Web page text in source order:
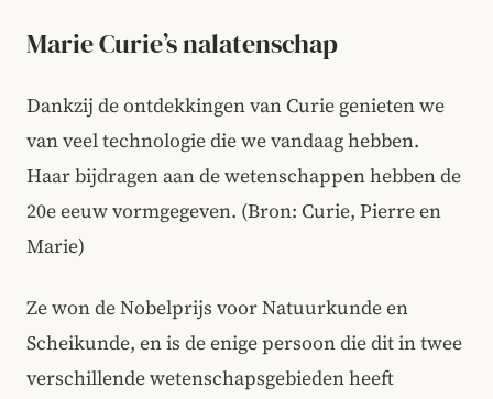
Marie Curie’s nalatenschap
Dankzij de ontdekkingen van Curie genieten we
van veel technologie die we vandaag hebben.
Haar bijdragen aan de wetenschappen hebben de
20e eeuw vormgegeven. (Bron: Curie, Pierre en
Marie)
Ze won de Nobelprijs voor Natuurkunde en
Scheikunde, en is de enige persoon die dit in twee
verschillende wetenschapsgebieden heeft